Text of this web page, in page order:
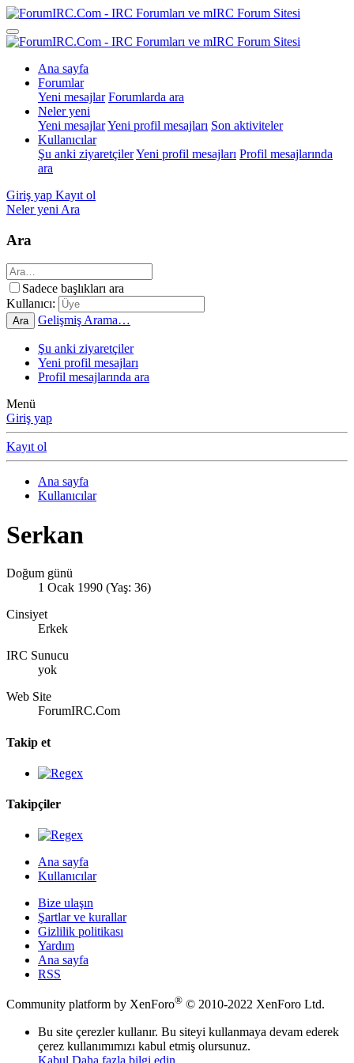
Ana sayfa
Forumlar
Yeni mesajlar Forumlarda ara
Neler yeni
Yeni mesajlarYeni profil mesajları Son aktiviteler
Kullanıcılar
Şu anki ziyaretçilerYeni profil mesajları Profil mesajlarında
ara
Giriş yap Kayıt ol
Neler yeni Ara
Ara
Sadece başlıkları ara
Kullanıcı:
Ara Gelişmiş Arama…
Şu anki ziyaretçiler
Yeni profil mesajları
Profil mesajlarında ara
Menü
Giriş yap
Kayıt ol
Ana sayfa
Kullanıcılar
Serkan
Doğum günü
1 Ocak 1990 (Yaş: 36)
Cinsiyet
Erkek
IRC Sunucu
yok
Web Site
ForumIRC.Com
Takip et
Takipçiler
Ana sayfa
Kullanıcılar
Bize ulaşın
Şartlar ve kurallar
Gizlilik politikası
Yardım
Ana sayfa
RSS
Community platform by XenForo® © 2010-2022 XenForo Ltd.
Bu site çerezler kullanır. Bu siteyi kullanmaya devam ederek
çerez kullanımımızı kabul etmiş olursunuz.
Kabul Daha fazla bilgi edin…